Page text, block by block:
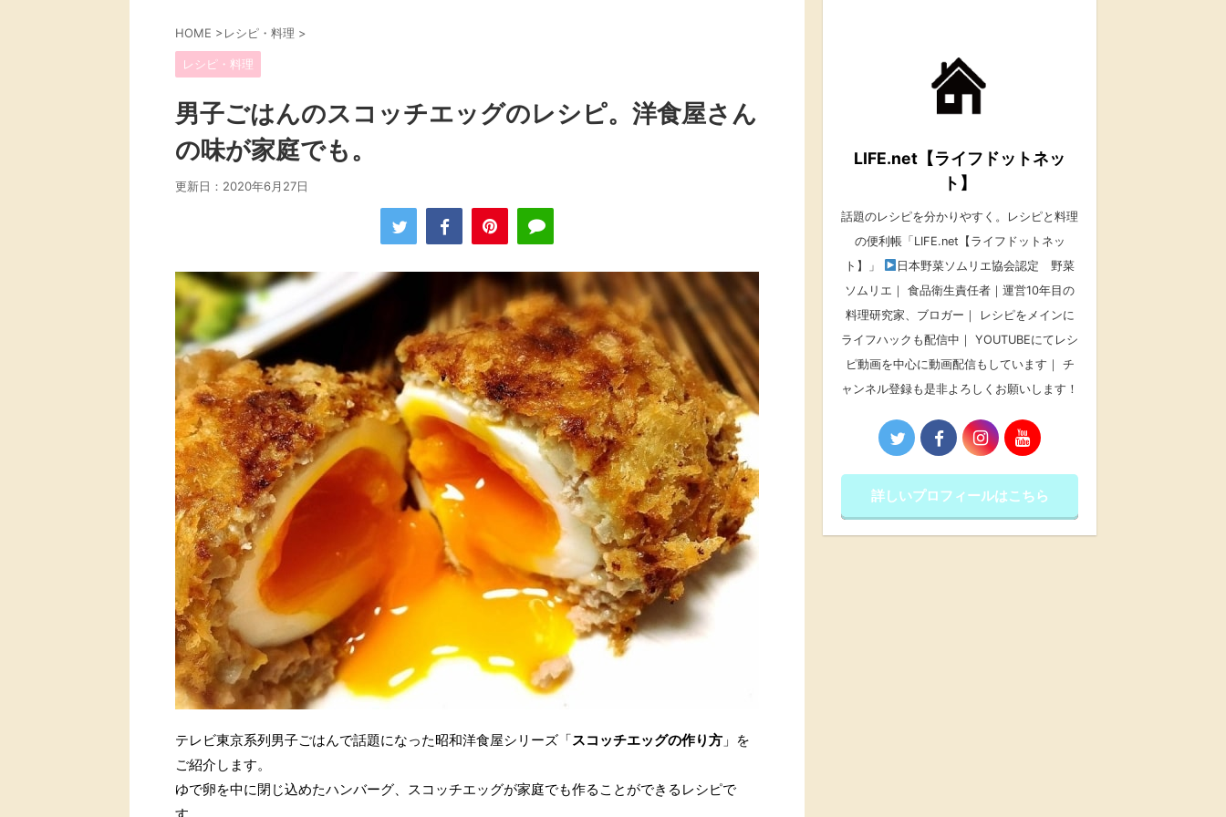
HOME >レシピ・料理 >
レシピ・料理
男子ごはんのスコッチエッグのレシピ。洋食屋さん
の味が家庭でも。
更新日： 2020年6月27日
テレビ東京系列男子ごはんで話題になった昭和洋食屋シリーズ「スコッチエッグの作り方 」を
ご紹介します。
ゆで卵を中に閉じ込めたハンバーグ、スコッチエッグが家庭でも作ることができるレシピで
LIFE.net【ライフドットネッ
ト】
話題のレシピを分かりやすく。レシピと料理
の便利帳「LIFE.net【ライフドットネッ
ト】」
日本野菜ソムリエ協会認定 野菜
ソムリエ｜ 食品衛生責任者｜運営10年目の
料理研究家、ブロガー｜ レシピをメインに
ライフハックも配信中｜ YOUTUBEにてレシ
ピ動画を中心に動画配信もしています｜ チ
ャンネル登録も是非よろしくお願いします！
詳しいプロフィールはこちら